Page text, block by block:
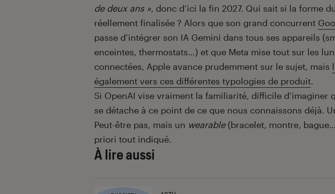
de deux ans », donc d’ici la fin 2027. Qui sait si la forme
réellement finalisée ? Alors que son grand concurrent
passe d’intégrer son IA Gemini dans tous ses appareils
enceintes, thermostats…) et que Meta mise tout sur les
connectées, Apple avance prudemment sur le sujet, mais
également vers ces différentes typologies de produit.
Si OpenAI vise vraiment la familiarité, difficile d’imaginer
se détache à ce point de ce que nous connaissons déjà.
Peut-être pas, mais un wearable(bracelet, montre,
priori tout indiqué.
À lire aussi